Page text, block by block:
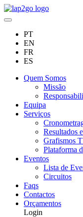
PT
EN
FR
ES
Quem Somos
Missão
Equipa
Serviços
Resultados
Grafismos
Plataforma
Eventos
Lista de
Circuitos
Faqs
Contactos
Orçamentos
Login